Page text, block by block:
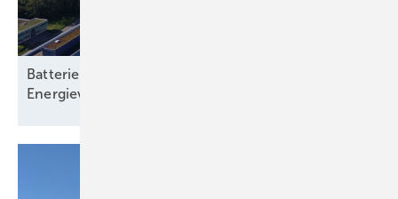
Batteriespeicher: Rückgrat einer klimaneutralen
Energieversorgung